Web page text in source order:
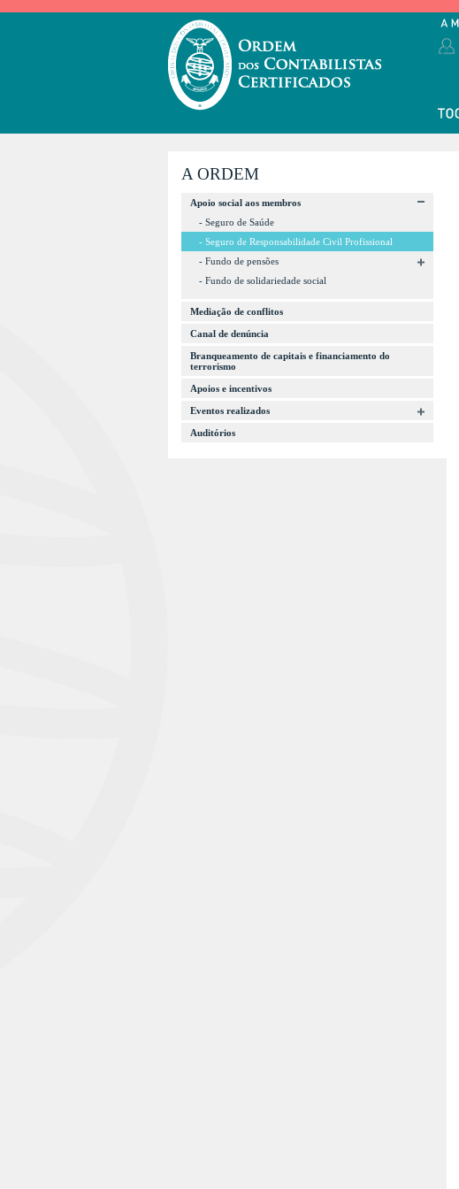
A ORDEM
Apoio social aos membros
- Seguro de Saúde
- Seguro de Responsabilidade Civil Profissional
- Fundo de pensões
- Fundo de solidariedade social
Mediação de conflitos
Canal de denúncia
Branqueamento de capitais e financiamento do
terrorismo
Apoios e incentivos
Eventos realizados
Auditórios